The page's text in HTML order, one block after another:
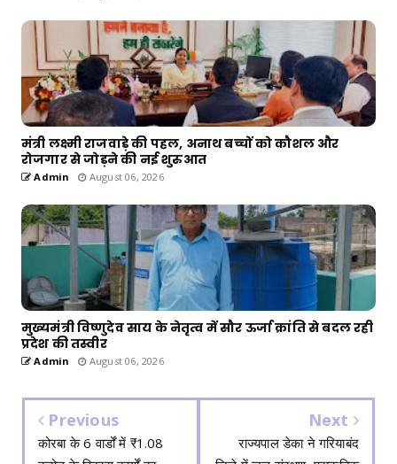
मंत्री लक्ष्मी राजवाड़े की पहल, अनाथ बच्चों को कौशल और
रोजगार से जोड़ने की नई शुरुआत
Admin August 06, 2026
मुख्यमंत्री विष्णुदेव साय के नेतृत्व में सौर ऊर्जा क्रांति से बदल रही
प्रदेश की तस्वीर
Admin August 06, 2026
Previous
कोरबा के 6 वार्डों में ₹1.08
Next
राज्यपाल डेका ने गरियाबंद